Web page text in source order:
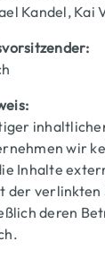
Kandel, Kai
wir
Inhalte
der verlinkten
deren